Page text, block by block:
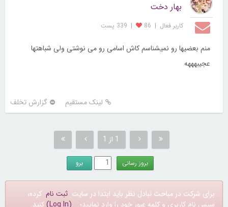
بهار دخت
کاربر فعال |
86
| 339 پست
منم بعضیها رو نمیشناسم کاش اسامی رو می نوشتی ولی شباهتها
عجیبهههه
لینک مستقیم گزارش تخلف
1 از 1
برای شرکت در مباحث تبادل نظر باید ابتدا در سایت ثبت نام کرده،
سپس نام کاربری و کلمه عبور خود را وارد نمایید؛ (Log In) کنید.